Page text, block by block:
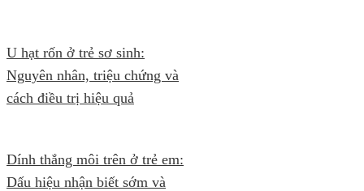
U hạt rốn ở trẻ sơ sinh:
Nguyên nhân, triệu chứng và
cách điều trị hiệu quả
Dính thắng môi trên ở trẻ em:
Dấu hiệu nhận biết sớm và